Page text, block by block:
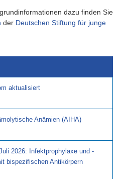
dazu finden Sie
der Deutschen Stiftung für junge
aktualisiert
Anämien (AIHA)
2026: Infektprophylaxe und -
bispezifischen Antikörpern